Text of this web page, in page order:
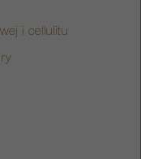
i cellulitu